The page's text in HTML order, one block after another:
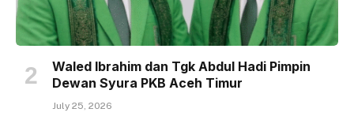
Waled Ibrahim dan Tgk Abdul Hadi Pimpin
Dewan Syura PKB Aceh Timur
July 25, 2026